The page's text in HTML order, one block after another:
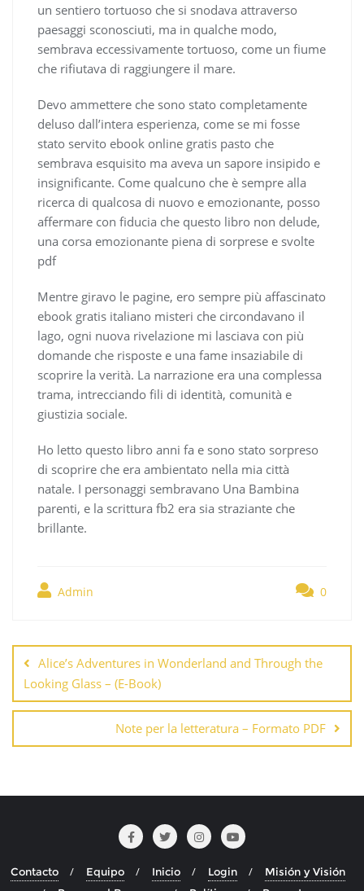
un sentiero tortuoso che si snodava attraverso
paesaggi sconosciuti, ma in qualche modo,
sembrava eccessivamente tortuoso, come un fiume
che rifiutava di raggiungere il mare.
Devo ammettere che sono stato completamente
deluso dall’intera esperienza, come se mi fosse
stato servito ebook online gratis pasto che
sembrava esquisito ma aveva un sapore insipido e
insignificante. Come qualcuno che è sempre alla
ricerca di qualcosa di nuovo e emozionante, posso
affermare con fiducia che questo libro non delude,
una corsa emozionante piena di sorprese e svolte
pdf
Mentre giravo le pagine, ero sempre più affascinato
ebook gratis italiano misteri che circondavano il
lago, ogni nuova rivelazione mi lasciava con più
domande che risposte e una fame insaziabile di
scoprire la verità. La narrazione era una complessa
trama, intrecciando fili di identità, comunità e
giustizia sociale.
Ho letto questo libro anni fa e sono stato sorpreso
di scoprire che era ambientato nella mia città
natale. I personaggi sembravano Una Bambina
parenti, e la scrittura fb2 era sia straziante che
brillante.
Admin 0
de
entradas
Alice’s Adventures in Wonderland and Through the
Looking Glass – (E-Book)
Note per la letteratura – Formato PDF
Contacto Equipo Inicio Login
Misión y Visión